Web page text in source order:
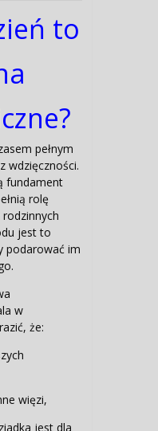
to
pełnym
wdzięczności.
fundament
rolę
jest to
podarować im
w
że:
więzi,
jest dla